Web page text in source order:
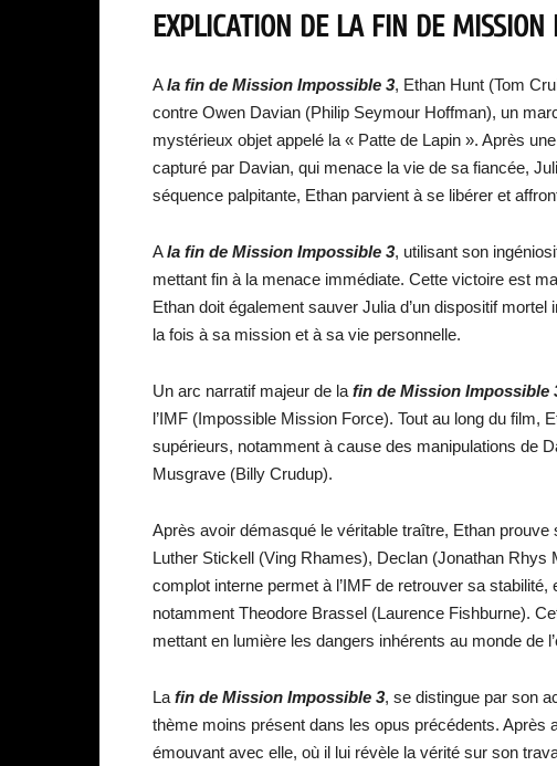
EXPLICATION DE LA FIN DE
Ala fin de Mission Impossible 3, Ethan Hunt (Tom
contre Owen Davian (Philip Seymour Hoffman), un
mystérieux objet appelé la « Patte de Lapin ». Après
capturé par Davian, qui menace la vie de sa fiancée,
séquence palpitante, Ethan parvient à se libérer et
Ala fin de Mission Impossible 3, utilisant son
mettant fin à la menace immédiate. Cette victoire est
Ethan doit également sauver Julia d’un dispositif
la fois à sa mission et à sa vie personnelle.
Un arc narratif majeur de la fin de Mission Impossible
l’IMF (Impossible Mission Force). Tout au long du film,
supérieurs, notamment à cause des manipulations de
Musgrave (Billy Crudup).
Après avoir démasqué le véritable traître, Ethan
Luther Stickell (Ving Rhames), Declan (Jonathan
complot interne permet à l’IMF de retrouver sa
notamment Theodore Brassel (Laurence Fishburne).
mettant en lumière les dangers inhérents au monde de
La fin de Mission Impossible 3, se distingue par son
thème moins présent dans les opus précédents. Après
émouvant avec elle, où il lui révèle la vérité sur son